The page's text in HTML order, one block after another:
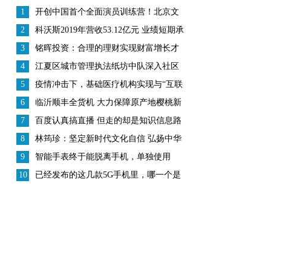
1
开创中国首个全面演员训练营！北京文
化或将再发爆款！
2
科沃斯2019年营收53.12亿元 业绩短期承
压 战略调整成效显著
3
铭晖投资：合理的理财实现财富增长才
是王道
4
江夏区城市管理执法纸坊中队深入社区
开展五四青年节宣传活动
5
疫情冲击下，基础医疗机构实现与“互联
网+医疗”平台相结合
6
临沂顺丰全货机 大力保障原产地樱桃新
鲜直达
7
百度认真搞直播 但走的却是知识信息路
线
8
林筠珍：坚定新时代文化自信 弘扬中华
传统文化
9
智能手表终于能脱离手机，单独使用
了！
10
已经发布的这几款5G手机里，哪一个是